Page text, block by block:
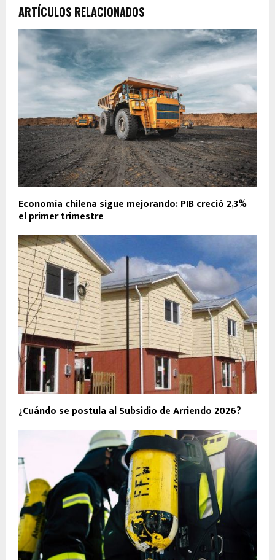
ARTÍCULOS RELACIONADOS
Economía chilena sigue mejorando: PIB creció 2,3%
el primer trimestre
¿Cuándo se postula al Subsidio de Arriendo 2026?